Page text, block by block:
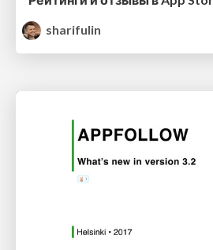
sharifulin